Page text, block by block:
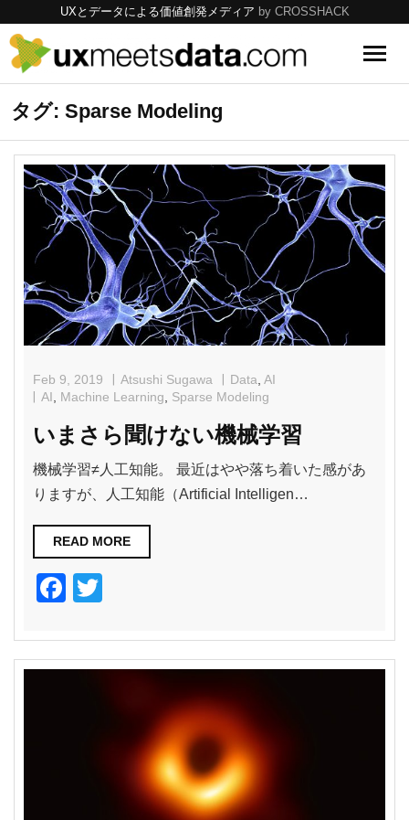
UXとデータによる価値創発メディア by CROSSHACK
UX
Data
Tools
Topics
タグ: Sparse Modeling
Feb 9, 2019 Atsushi Sugawa Data AI
AI
Machine Learning Sparse Modeling
いまさら聞けない機械学習
機械学習≠人工知能。 最近はやや落ち着いた感があ
りますが、人工知能（Artificial Intelligen…
READ MORE
F
c
e
tt
er